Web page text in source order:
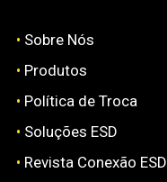
• Sobre Nós
• Produtos
• Política de Troca
• Soluções ESD
• Revista Conexão ESD